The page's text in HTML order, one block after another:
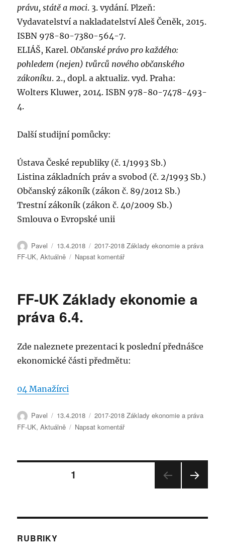
právu, státě a moci. 3. vydání. Plzeň:
Vydavatelství a nakladatelství Aleš Čeněk, 2015.
ISBN 978-80-7380-564-7.
ELIÁŠ, Karel.Občanské právo pro každého:
pohledem (nejen) tvůrců nového občanského
zákoníku. 2., dopl. a aktualiz. vyd. Praha:
Wolters Kluwer, 2014. ISBN 978-80-7478-493-
4.
Další studijní pomůcky:
Ústava České republiky (č. 1/1993 Sb.)
Listina základních práv a svobod (č. 2/1993 Sb.)
Občanský zákoník (zákon č. 89/2012 Sb.)
Trestní zákoník (zákon č. 40/2009 Sb.)
Smlouva o Evropské unii
Autor:
Pavel Publikováno:
13.4.2018 Rubriky:
2017-2018 Základy ekonomie a práva
FF-UK,Aktuálně Napsat komentářpro
Základy
UK
–
FF-UK Základy ekonomie a
práva 6.4.
Zde naleznete prezentaci k poslední přednášce
ekonomické části předmětu:
04 Manažírci
Autor:
Pavel Publikováno:
13.4.2018 Rubriky:
2017-2018 Základy ekonomie a práva
FF-UK,Aktuálně Napsat komentářpro
práva
Stránkování
1
NKA
RUBRIKY